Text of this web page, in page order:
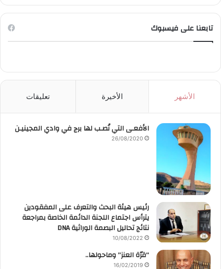
تابعنا على فيسبوك
الأشهر الأخيرة تعليقات
الأفعـى التي نُصـب لها برج في وادي المجينيـن
26/08/2020
رئيس هيئة البحث والتعرف على المفقودين
يترأس اجتماع اللجنة الدائمة الخاصة بمراجعة
نتائج تحاليل البصمة الوراثية DNA
10/08/2022
“قرّة العنز” وماحولها..
16/02/2019